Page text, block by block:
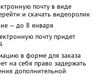
почту в виде
и скачать видеоролик
— до 8 января
почту придет
в форме для заказа
на себя право задержать
дополнительной